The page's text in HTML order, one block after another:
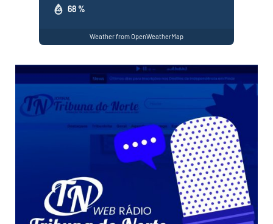
68 %
Weather from OpenWeatherMap